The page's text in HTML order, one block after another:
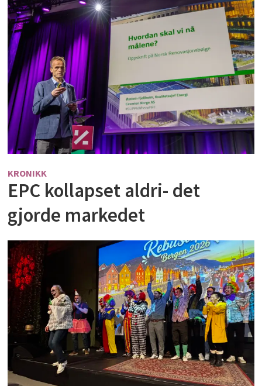
KRONIKK
EPC kollapset aldri- det
gjorde markedet